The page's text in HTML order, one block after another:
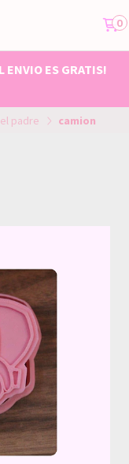
0
ES GRATIS!
padre camion